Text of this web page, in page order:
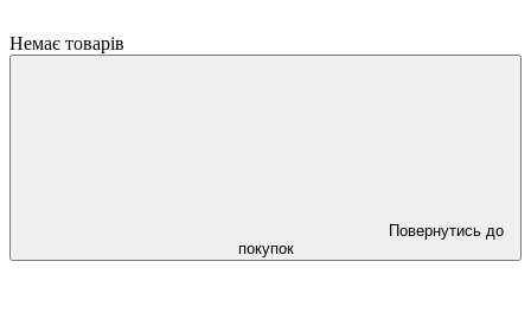
Немає товарів
Повернутись до
покупок